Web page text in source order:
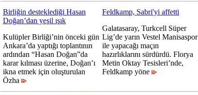
Birliğin desteklediği Hasan
Doğan’dan yeşil ışık
Kulüpler Birliği’nin önceki gün
Ankara’da yaptığı toplantının
ardından “Hasan Doğan”da
karar kılması üzerine, Doğan’ı
ikna etmek için oluşturulan
Özha
Feldkamp, Sabri'yi affetti
Galatasaray, Turkcell Süper
Lig’de yarın Vestel Manisaspor
ile yapacağı maçın
hazırlıklarını sürdürdü. Florya
Metin Oktay Tesisleri’nde,
Feldkamp yöne